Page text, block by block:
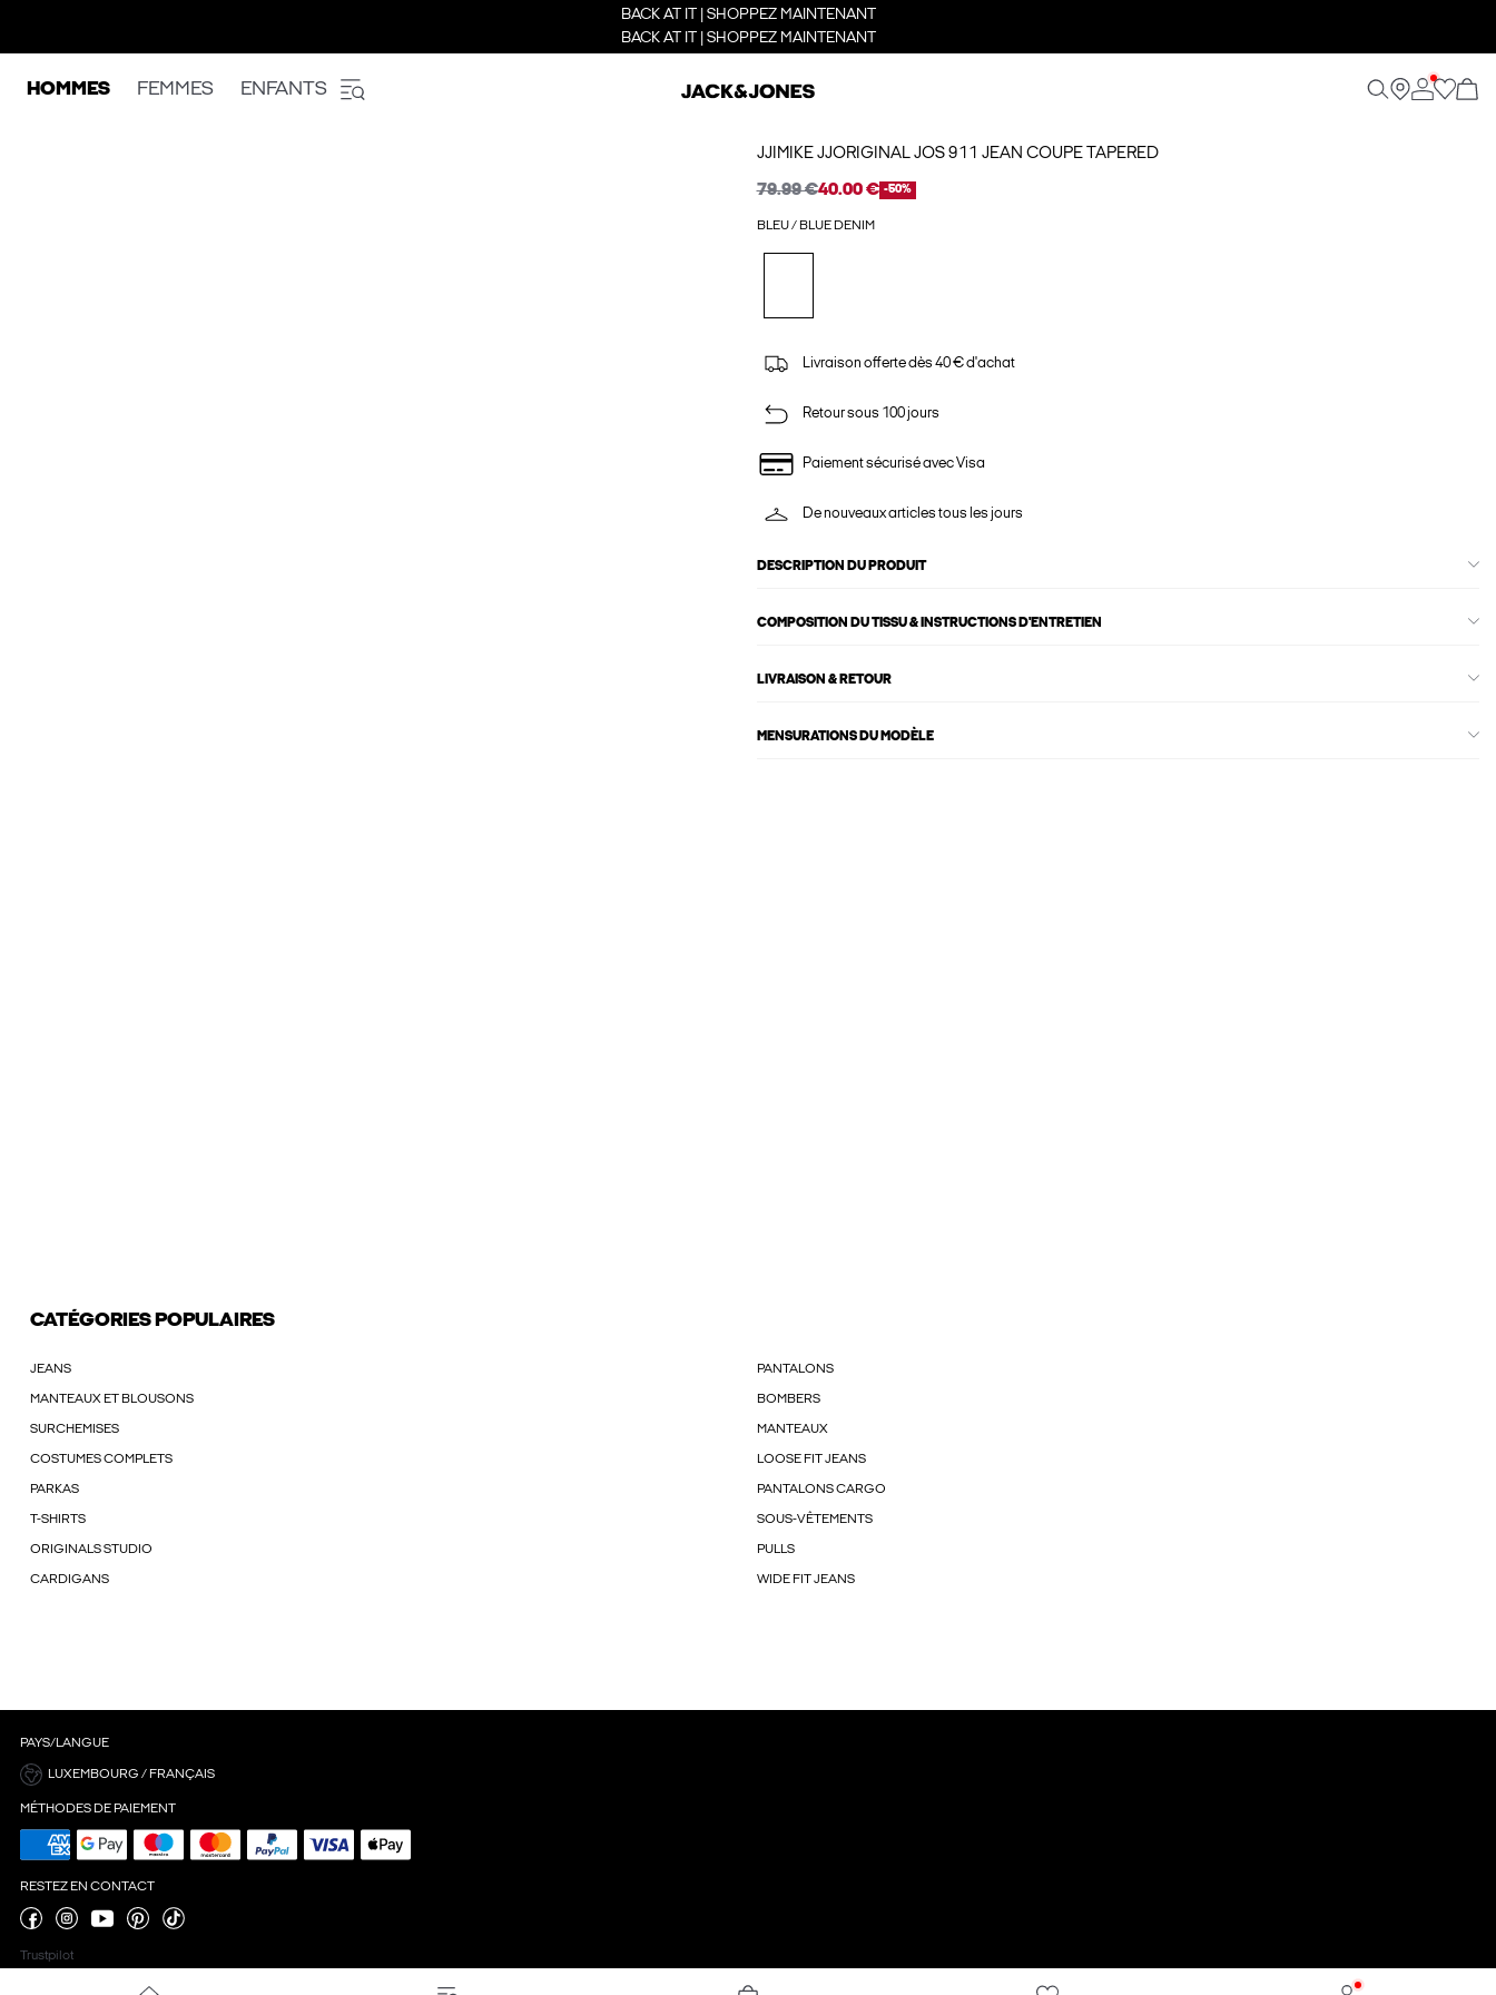
BACK AT IT | SHOPPEZ MAINTENANT
BACK AT IT | SHOPPEZ MAINTENANT
HOMMES FEMMES ENFANTS
JJIMIKE JJORIGINAL JOS 911 JEAN COUPE TAPERED
79.99 €40.00 € -50%
BLEU / BLUE DENIM
Livraison offerte dès 40 € d'achat
Retour sous 100 jours
Paiement sécurisé avec Visa
De nouveaux articles tous les jours
DESCRIPTION DU PRODUIT
COMPOSITION DU TISSU & INSTRUCTIONS D'ENTRETIEN
LIVRAISON & RETOUR
MENSURATIONS DU MODÈLE
CATÉGORIES POPULAIRES
JEANS PANTALONS
MANTEAUX ET BLOUSONS BOMBERS
SURCHEMISES MANTEAUX
COSTUMES COMPLETS LOOSE FIT JEANS
PARKAS PANTALONS CARGO
T-SHIRTS SOUS-VÊTEMENTS
ORIGINALS STUDIO PULLS
CARDIGANS WIDE FIT JEANS
PAYS/LANGUE
LUXEMBOURG / FRANÇAIS
MÉTHODES DE PAIEMENT
RESTEZ EN CONTACT
Trustpilot